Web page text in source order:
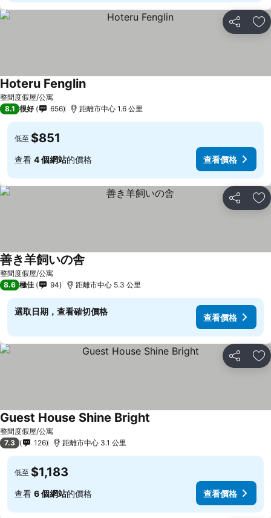
分享 放
整間度假屋/公寓
Hoteru Fenglin
8.1 很好 656 距離市中心 1.6 公里
低至 $851
查看 4 個網站的價格 查看價格
分享 放
整間度假屋/公寓
善き羊飼いの舎
8.6 極佳 94 距離市中心 5.3 公里
選取日期，查看確切價格
查看價格
分享 放
整間度假屋/公寓
Guest House Shine Bright
7.3 126 距離市中心 3.1 公里
低至 $1,183
查看 6 個網站的價格 查看價格